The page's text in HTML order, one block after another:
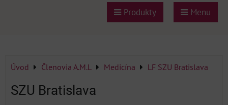
Produkty Menu
Úvod Členovia A.M.L Medicína LF SZU Bratislava
SZU Bratislava